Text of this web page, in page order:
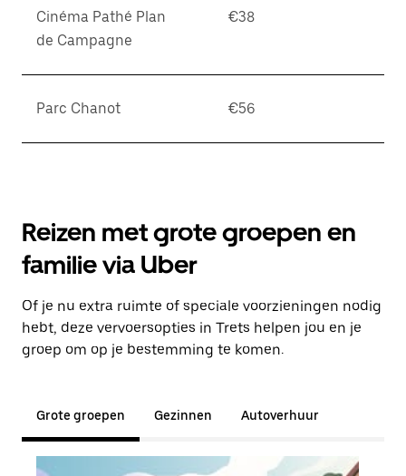
Cinéma Pathé Plan
de Campagne
€38
Parc Chanot €56
Reizen met grote groepen en
familie via Uber
Of je nu extra ruimte of speciale voorzieningen nodig
hebt, deze vervoersopties in Trets helpen jou en je
groep om op je bestemming te komen.
Grote groepen Gezinnen Autoverhuur